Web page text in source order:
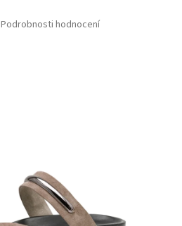
Podrobnosti hodnocení